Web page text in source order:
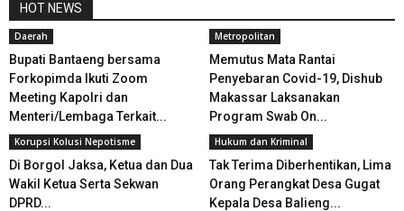
HOT NEWS
Daerah
Bupati Bantaeng bersama
Forkopimda Ikuti Zoom
Meeting Kapolri dan
Menteri/Lembaga Terkait...
Metropolitan
Memutus Mata Rantai
Penyebaran Covid-19, Dishub
Makassar Laksanakan
Program Swab On...
Korupsi Kolusi Nepotisme
Di Borgol Jaksa, Ketua dan Dua
Wakil Ketua Serta Sekwan
DPRD...
Hukum dan Kriminal
Tak Terima Diberhentikan, Lima
Orang Perangkat Desa Gugat
Kepala Desa Balieng...